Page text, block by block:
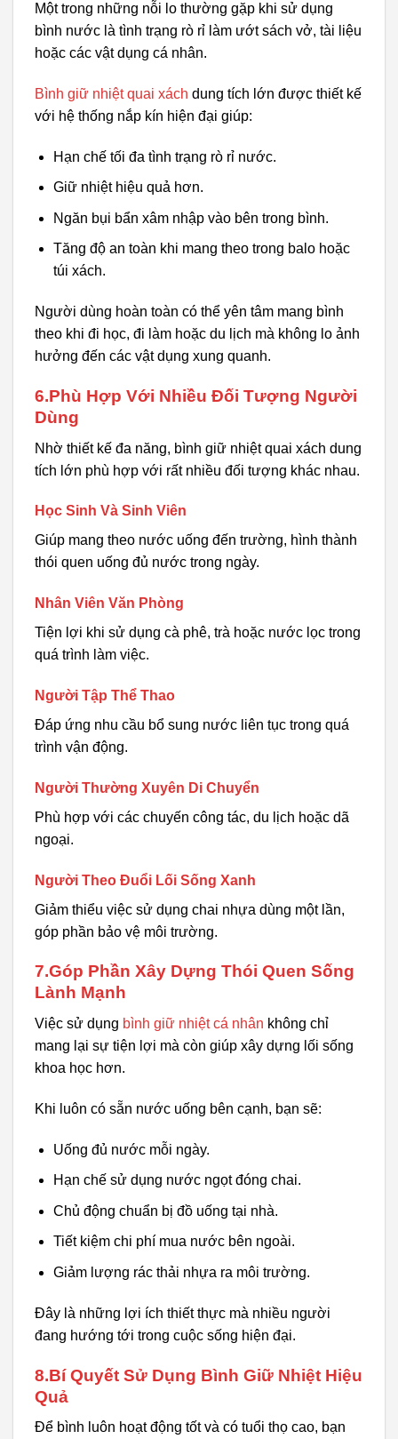
Một trong những nỗi lo thường gặp khi sử dụng
bình nước là tình trạng rò rỉ làm ướt sách vở, tài liệu
hoặc các vật dụng cá nhân.
Bình giữ nhiệt quai xách dung tích lớn được thiết kế
với hệ thống nắp kín hiện đại giúp:
Hạn chế tối đa tình trạng rò rỉ nước.
Giữ nhiệt hiệu quả hơn.
Ngăn bụi bẩn xâm nhập vào bên trong bình.
Tăng độ an toàn khi mang theo trong balo hoặc
túi xách.
Người dùng hoàn toàn có thể yên tâm mang bình
theo khi đi học, đi làm hoặc du lịch mà không lo ảnh
hưởng đến các vật dụng xung quanh.
6.Phù Hợp Với Nhiều Đối Tượng Người
Dùng
Nhờ thiết kế đa năng, bình giữ nhiệt quai xách dung
tích lớn phù hợp với rất nhiều đối tượng khác nhau.
Học Sinh Và Sinh Viên
Giúp mang theo nước uống đến trường, hình thành
thói quen uống đủ nước trong ngày.
Nhân Viên Văn Phòng
Tiện lợi khi sử dụng cà phê, trà hoặc nước lọc trong
quá trình làm việc.
Người Tập Thể Thao
Đáp ứng nhu cầu bổ sung nước liên tục trong quá
trình vận động.
Người Thường Xuyên Di Chuyển
Phù hợp với các chuyến công tác, du lịch hoặc dã
ngoại.
Người Theo Đuổi Lối Sống Xanh
Giảm thiểu việc sử dụng chai nhựa dùng một lần,
góp phần bảo vệ môi trường.
7.Góp Phần Xây Dựng Thói Quen Sống
Lành Mạnh
Việc sử dụng bình giữ nhiệt cá nhân không chỉ
mang lại sự tiện lợi mà còn giúp xây dựng lối sống
khoa học hơn.
Khi luôn có sẵn nước uống bên cạnh, bạn sẽ:
Uống đủ nước mỗi ngày.
Hạn chế sử dụng nước ngọt đóng chai.
Chủ động chuẩn bị đồ uống tại nhà.
Tiết kiệm chi phí mua nước bên ngoài.
Giảm lượng rác thải nhựa ra môi trường.
Đây là những lợi ích thiết thực mà nhiều người
đang hướng tới trong cuộc sống hiện đại.
8.Bí Quyết Sử Dụng Bình Giữ Nhiệt Hiệu
Quả
Để bình luôn hoạt động tốt và có tuổi thọ cao, bạn